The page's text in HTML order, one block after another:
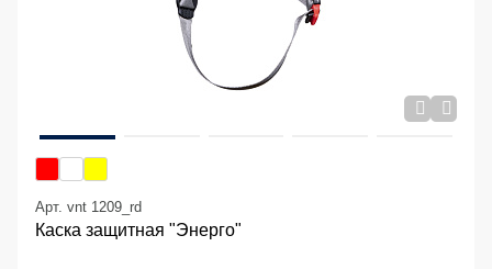
Арт. vnt 1209_rd
Каска защитная "Энерго"